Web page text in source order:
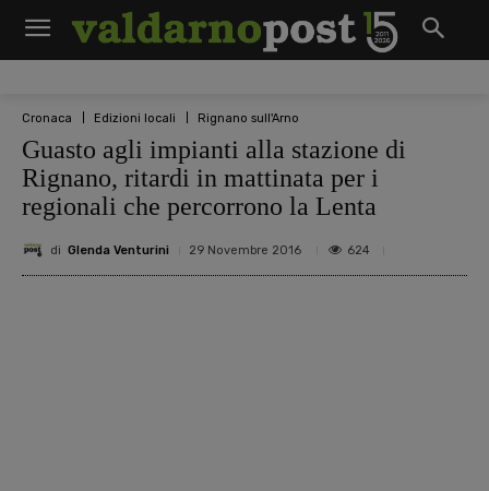
Cronaca Edizioni locali Rignano sull'Arno
Guasto agli impianti alla stazione di
Rignano, ritardi in mattinata per i
regionali che percorrono la Lenta
di Glenda Venturini 29 Novembre 2016 624